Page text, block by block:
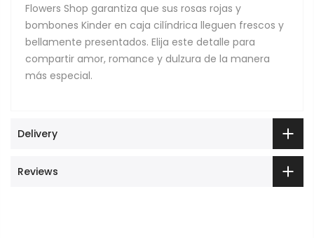
Flowers Shop garantiza que sus rosas rojas y
bombones Kinder en caja cilíndrica lleguen frescos y
bellamente presentados. Elija este detalle para
compartir amor, romance y dulzura de la manera
más especial.
Delivery
Reviews